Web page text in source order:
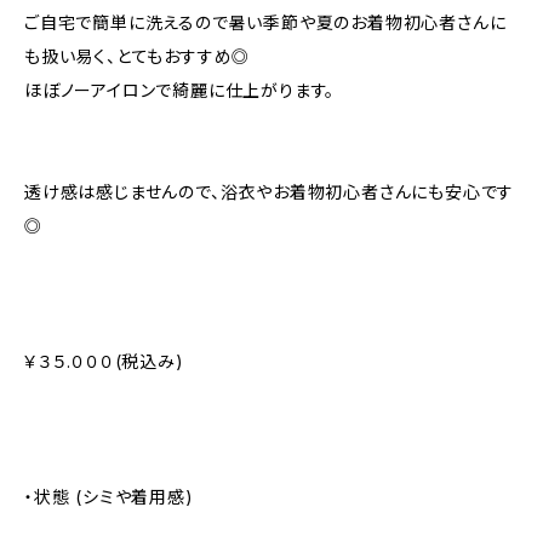
ご自宅で簡単に洗えるので暑い季節や夏のお着物初心者さんに
も扱い易く、とてもおすすめ◎
ほぼノーアイロンで綺麗に仕上がります。
透け感は感じませんので、浴衣やお着物初心者さんにも安心です
◎
￥３５.０００(税込み)
・状態 (シミや着用感)